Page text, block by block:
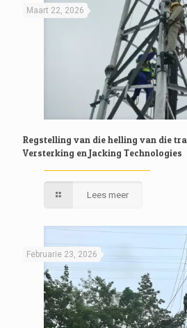
Maart 22, 2026
Regstelling van die helling van die
Versterking en Jacking Technologies
Lees meer
Februarie 23, 2026